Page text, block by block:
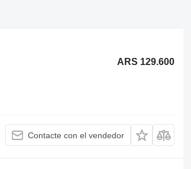
ARS 129.600
Contacte con el vendedor